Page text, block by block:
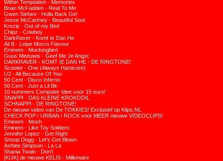
Within Temptation - Memories
Brian McFadden - Real To Me
Gwen Stefani - Holla Back Girl
Jesse McCartney - Beautiful Soul
Krezip - Out of my Bed
Chipz - Cowboy
DarkRaver - Komt Ie Dan He
Ali B - Leipe Mocro Flavour
Eminem - Mockingbird
Guus Meeuwis - Geef Me Je Angst
DARKRAVER - KOMT IE DAN HE - DE RINGTONE!
Scooter - One (Always Hardcore)
U2 - All Because Of You
50 Cent - Disco Inferno
50 Cent - Just a Lil Bit
10 nummers Computer Idee voor 15 euro!
SNAPPI - DAS KLEINE KROKODIL
SCHNAPPI - DE RINGTONE!
De nieuwe video van De TOKKIES! Exclusief op Klips.NL
CHECK POP / URBAN / ROCK voor MEER nieuwe VIDEOCLIPS!
Eminem - Mosh
Eminem - Like Toy Soldiers
Jennifer Lopez - Get Right
Snoop Dogg - Let's Get Blown
Ashlee Simpson - La La
Shania Twain - Don't
[KIJK] de nieuwe KELIS - Millionaire